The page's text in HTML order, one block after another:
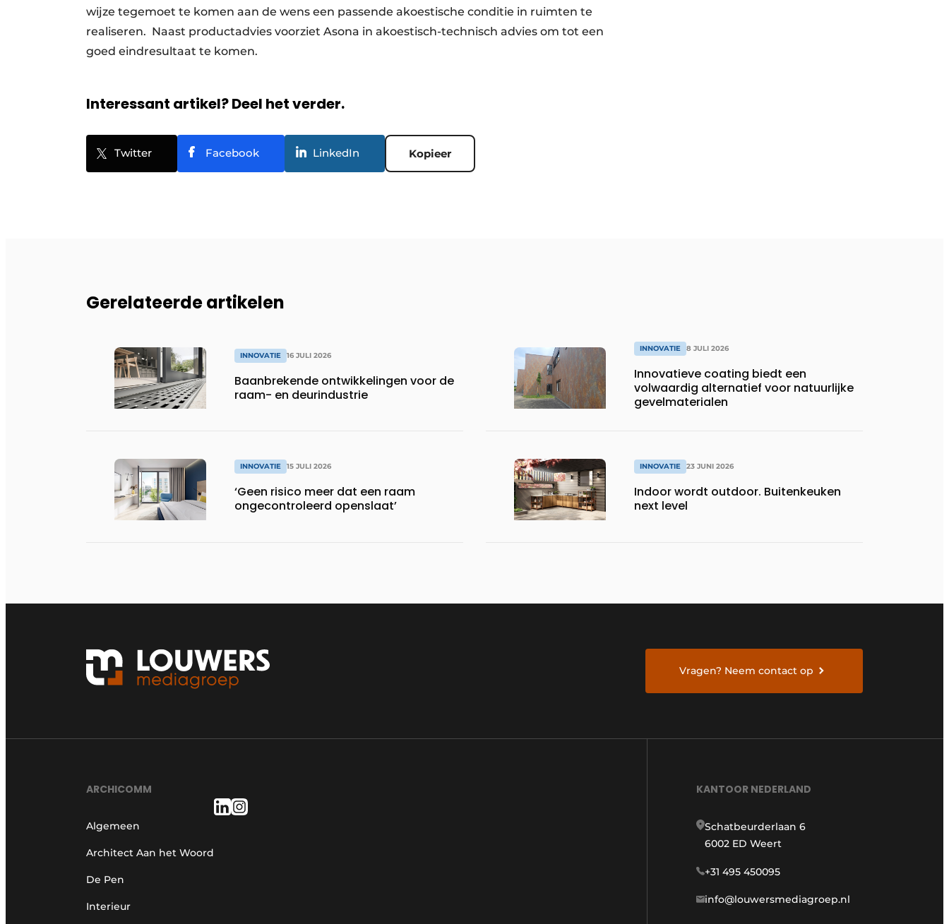
wijze tegemoet te komen aan de wens een passende akoestische conditie in ruimten te
realiseren. Naast productadvies voorziet Asona in akoestisch-technisch advies om tot een
goed eindresultaat te komen.
Interessant artikel? Deel het verder.
Twitter Facebook LinkedIn Kopieer
Gerelateerde artikelen
INNOVATIE 16 JULI 2026
Baanbrekende ontwikkelingen voor de
raam- en deurindustrie
INNOVATIE 15 JULI 2026
‘Geen risico meer dat een raam
ongecontroleerd openslaat’
INNOVATIE 8 JULI 2026
Innovatieve coating biedt een
volwaardig alternatief voor natuurlijke
gevelmaterialen
INNOVATIE 23 JUNI 2026
Indoor wordt outdoor. Buitenkeuken
next level
Vragen? Neem contact op
ARCHICOMM
Algemeen
Architect Aan het Woord
De Pen
Interieur
KANTOOR NEDERLAND
Schatbeurderlaan 6
6002 ED Weert
+31 495 450095
info@louwersmediagroep.nl